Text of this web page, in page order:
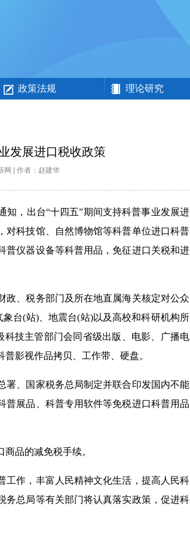
政策法规 理论研究
发展进口税收政策
网 | 作者：赵建华
，出台“十四五”期间支持科普事业发展进
对科技馆、自然博物馆等科普单位进口科普
普仪器设备等科普用品，免征进口关税和进
、税务部门及所在地直属海关核定对公众
象台(站)、地震台(站)以及高校和科研机构所
科技主管部门会同省级出版、电影、广播电
影视作品拷贝、工作带、硬盘。
、国家税务总局制定并联合印发国内不能
普展品、科普专用软件等免税进口科普用品
品的减免税手续。
作，丰富人民精神文化生活，提高人民科
务总局等有关部门将认真落实政策，促进科